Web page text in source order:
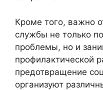
Кроме того, важно
службы не только
проблемы, но и
профилактической
предотвращение
организуют